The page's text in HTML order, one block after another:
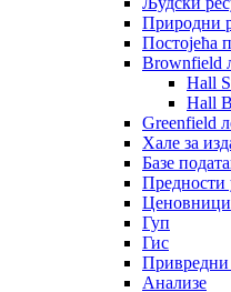
Природни
Постојећа
Brownfield
Hall
Hall
Greenfield
Хале за
Базе
Предности
Ценовници
Гуп
Гис
Привредни
Aнализе